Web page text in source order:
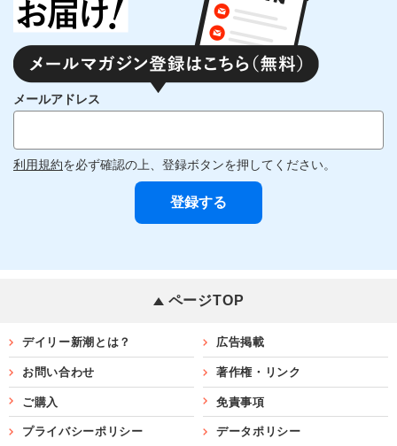
メールアドレス
利用規約を必ず確認の上、登録ボタンを押してください。
ページTOP
デイリー新潮とは？ 広告掲載
お問い合わせ 著作権・リンク
ご購入 免責事項
プライバシーポリシー データポリシー